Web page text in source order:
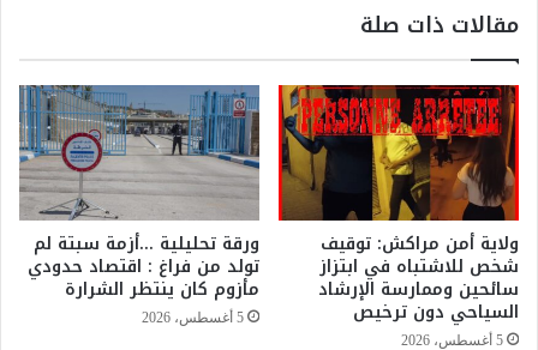
ل
و
م
ت
غ
ي
م
ب
ز
ض
ع
ف
ة
د
ا
ل
مقالات ذات صلة
ولاية أمن مراكش: توقيف
شخص للاشتباه في ابتزاز
سائحين وممارسة الإرشاد
السياحي دون ترخيص
5 أغسطس، 2026
ورقة تحليلية …أزمة سبتة لم
تولد من فراغ : اقتصاد حدودي
مأزوم كان ينتظر الشرارة
5 أغسطس، 2026